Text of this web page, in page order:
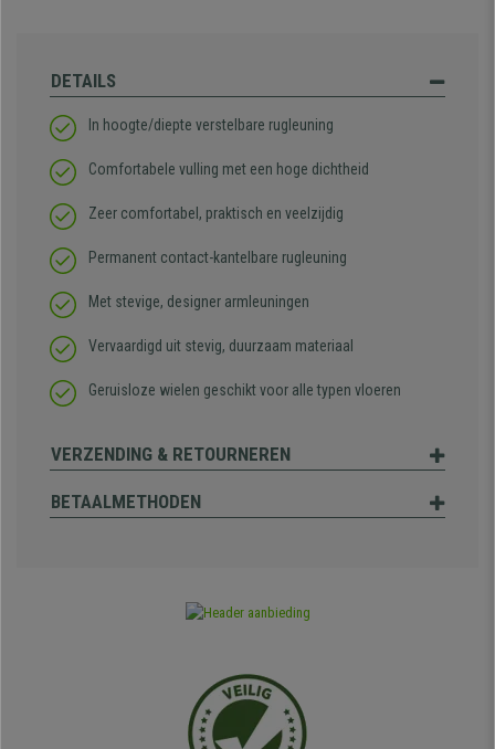
DETAILS
In hoogte/diepte verstelbare rugleuning
Comfortabele vulling met een hoge dichtheid
Zeer comfortabel, praktisch en veelzijdig
Permanent contact-kantelbare rugleuning
Met stevige, designer armleuningen
Vervaardigd uit stevig, duurzaam materiaal
Geruisloze wielen geschikt voor alle typen vloeren
VERZENDING & RETOURNEREN
BETAALMETHODEN